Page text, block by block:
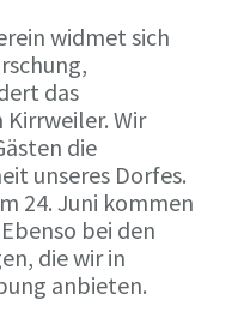
widmet sich
das
Kirrweiler. Wir
die
unseres Dorfes.
24. Juni kommen
bei den
die wir in
anbieten.